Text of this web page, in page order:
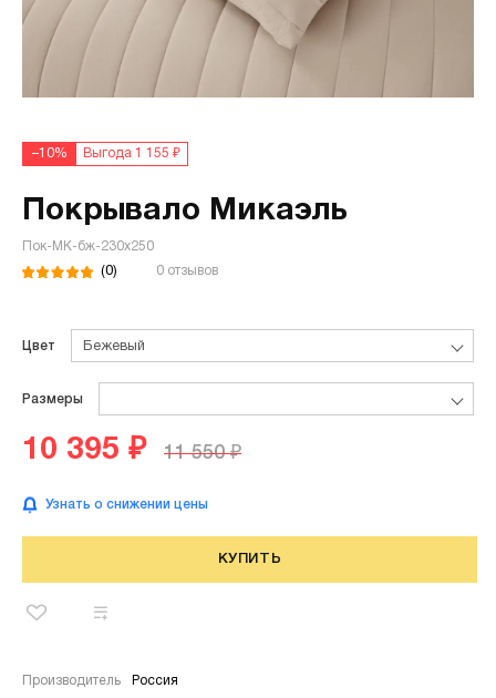
–10% Выгода 1 155 ₽
Покрывало Микаэль
Пок-МК-бж-230х250
(0) 0 отзывов
Цвет Бежевый
Размеры
10 395 ₽ 11 550 ₽
Узнать о снижении цены
КУПИТЬ
Производитель Россия